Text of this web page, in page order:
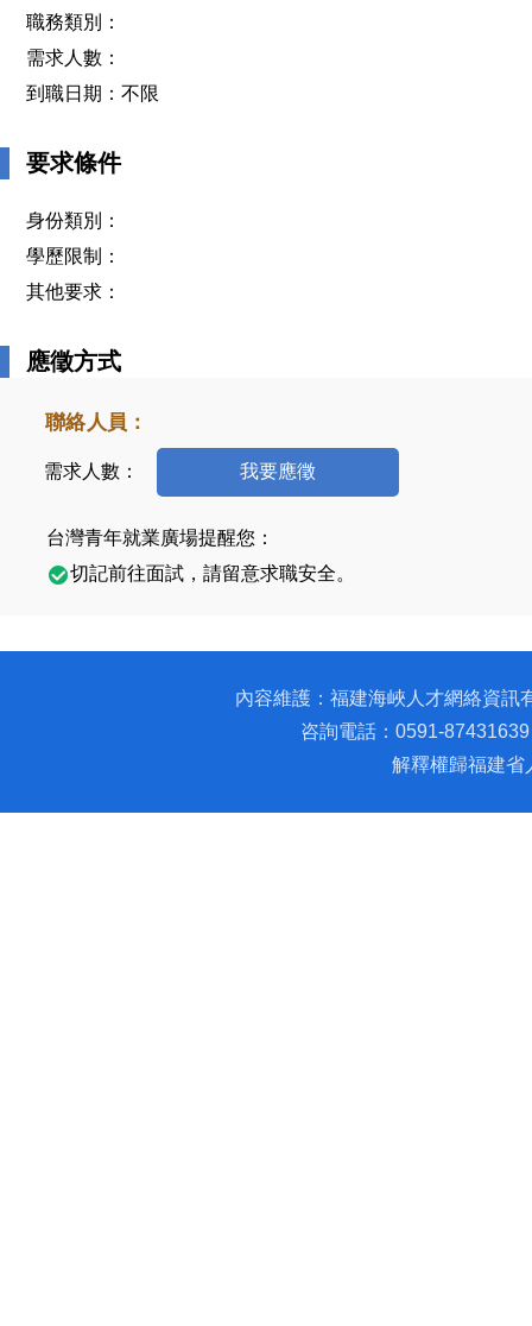
職務類別：
需求人數：
到職日期：不限
要求條件
身份類別：
學歷限制：
其他要求：
應徵方式
聯絡人員：
需求人數： 我要應徵
台灣青年就業廣場提醒您：
切記前往面試，請留意求職安全。
內容維護：福建海峽人才網絡資
咨詢電話：0591-
解釋權歸福建省